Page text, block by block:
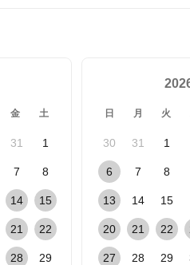
金 土
31 1
7 8
14 15
21 22
28 29
日 月 火
30 31 1
6 7 8
13 14 15
20 21 22
27 28 29